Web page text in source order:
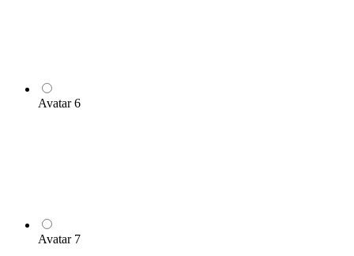
Avatar 6
Avatar 7